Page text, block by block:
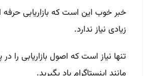
خبر خوب این است که بازاریابی حرفه
زیادی نیاز ندارد.
تنها نیاز است که اصول بازاریابی را